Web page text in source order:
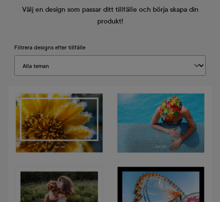
Välj en design som passar ditt tillfälle och börja skapa din
produkt!
Filtrera designs efter tillfälle